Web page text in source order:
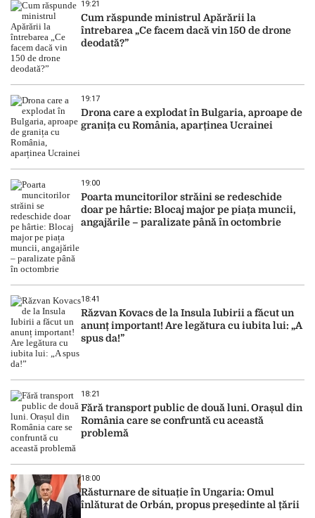
19:21
Cum răspunde ministrul Apărării la
întrebarea „Ce facem dacă vin 150 de drone
deodată?”
19:17
Drona care a explodat în Bulgaria, aproape de
granița cu România, aparținea Ucrainei
19:00
Poarta muncitorilor străini se redeschide
doar pe hârtie: Blocaj major pe piața muncii,
angajările – paralizate până în octombrie
18:41
Răzvan Kovacs de la Insula Iubirii a făcut un
anunț important! Are legătura cu iubita lui: „A
spus da!”
18:21
Fără transport public de două luni. Orașul din
România care se confruntă cu această
problemă
18:00
Răsturnare de situație în Ungaria: Omul
înlăturat de Orbán, propus președinte al țării